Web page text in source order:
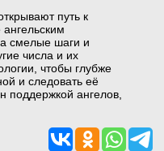
путь к
смелые шаги и
числа и их
чтобы глубже
и следовать её
поддержкой ангелов,